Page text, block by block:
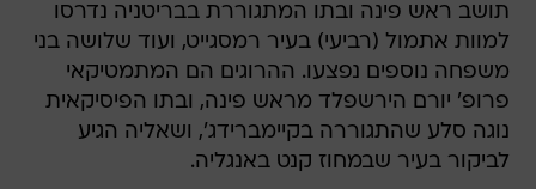
תושב ראש פינה ובתו המתגוררת בבריטניה נדרסו
למוות אתמול (רביעי) בעיר רמסגייט, ועוד שלושה בני
משפחה נוספים נפצעו. ההרוגים הם המתמטיקאי
פרופ' יורם הירשפלד מראש פינה, ובתו הפיסיקאית
נוגה סלע שהתגוררה בקיימברידג', ושאליה הגיע
לביקור בעיר שבמחוז קנט באנגליה.